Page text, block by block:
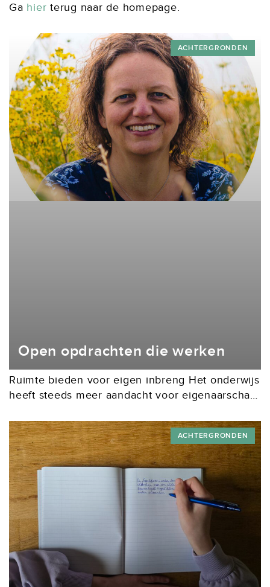
Ga hier terug naar de homepage.
Open opdrachten die werken
Ruimte bieden voor eigen inbreng Het onderwijs
heeft steeds meer aandacht voor eigenaarschap,
Leerkachten/docenten willen leerlingen en
studenten meer ruimte geven om te
onderzoeken, keuzes te...
ACHTERGRONDEN
ACHTERGRONDEN